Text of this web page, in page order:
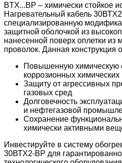
BTX...BP – химически стойкое
Нагревательный кабель
специализированную
защитной оболочкой из
нанесенной поверх оплетки
проволок. Данная конструкция
Повышенную химическую
коррозионных химических
Защиту от агрессивных
газовых сред
Долговечность
и нефтегазовой
Сохранение
химически активными
Инвестируйте в систему
30ВТХ2-ВР для